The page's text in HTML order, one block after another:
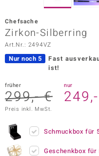
Vogue
Chefsache
Zirkon-Silberring
Art.Nr.: 2494VZ
Nur noch 5 Fast
ist!
früher
299,- €
nur
Preis inkl. MwSt.
Schmuckbox für
Geschenkbox für